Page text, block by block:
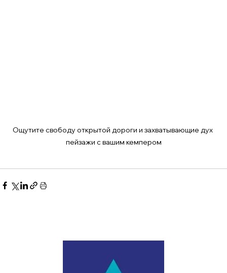
Ощутите свободу открытой дороги и захватывающие дух
пейзажи с вашим кемпером